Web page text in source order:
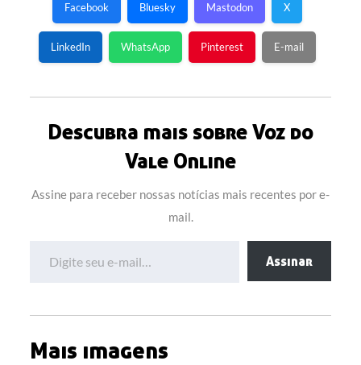
Facebook Bluesky Mastodon X
LinkedIn WhatsApp Pinterest E-mail
Descubra mais sobre Voz do
Vale Online
Assine para receber nossas notícias mais recentes por e-
mail.
Assinar
Mais imagens